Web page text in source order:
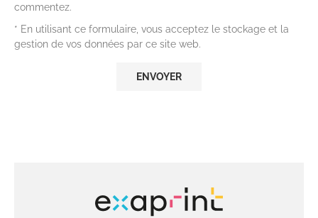
commentez.
* En utilisant ce formulaire, vous acceptez le stockage et la
gestion de vos données par ce site web.